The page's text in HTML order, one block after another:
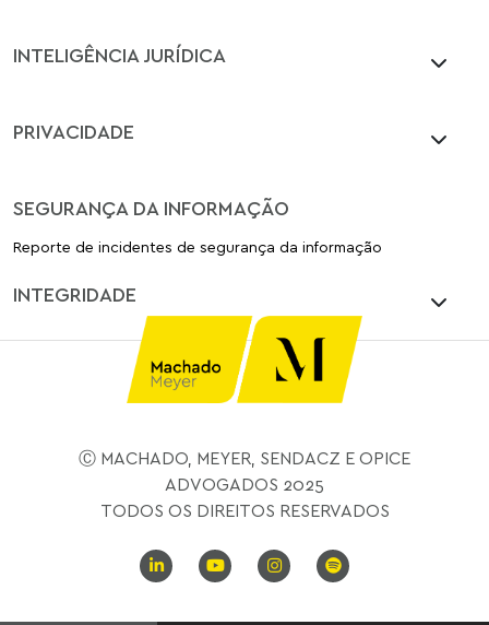
INTELIGÊNCIA JURÍDICA
PRIVACIDADE
SEGURANÇA DA INFORMAÇÃO
Reporte de incidentes de segurança da informação
INTEGRIDADE
Ⓒ MACHADO, MEYER, SENDACZ E OPICE
ADVOGADOS 2025
TODOS OS DIREITOS RESERVADOS